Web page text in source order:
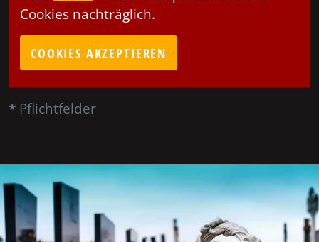
Cookies nachträglich.
COOKIES AKZEPTIEREN
* Pflichtfelder